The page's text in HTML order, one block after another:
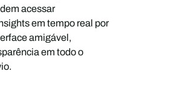
acessar
em tempo real por
amigável,
em todo o